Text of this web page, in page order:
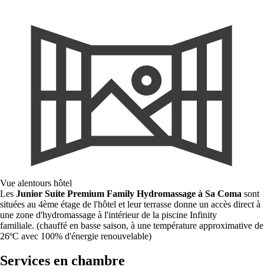
Vue alentours hôtel
Les Junior Suite Premium Family Hydromassage à Sa Coma sont
situées au 4ème étage de l'hôtel et leur terrasse donne un accès direct à
une zone d'hydromassage à l'intérieur de la piscine Infinity
familiale. (chauffé en basse saison, à une température approximative de
26ºC avec 100% d'énergie renouvelable)
Services en chambre